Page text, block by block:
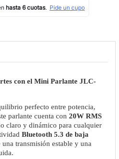
con el Mini Parlante JLC-
perfecto entre potencia,
parlante cuenta con 20W RMS
claro y dinámico para cualquier
Bluetooth 5.3 de baja
transmisión estable y una